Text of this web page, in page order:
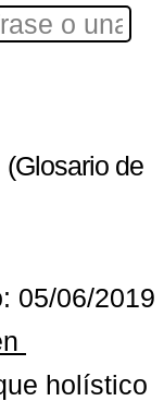
(Glosario de
05/06/2019
holístico